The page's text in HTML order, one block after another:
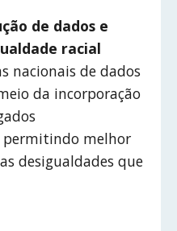
de dados e
racial
nacionais de dados
da incorporação
permitindo melhor
desigualdades que